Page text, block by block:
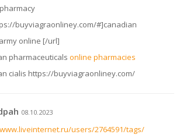
buyviagraonliney.com/#]canadian
online [/url]
pharmaceuticals online pharmacies
cialis https://buyviagraonliney.com/
08.10.2023
users/2764591/tags/